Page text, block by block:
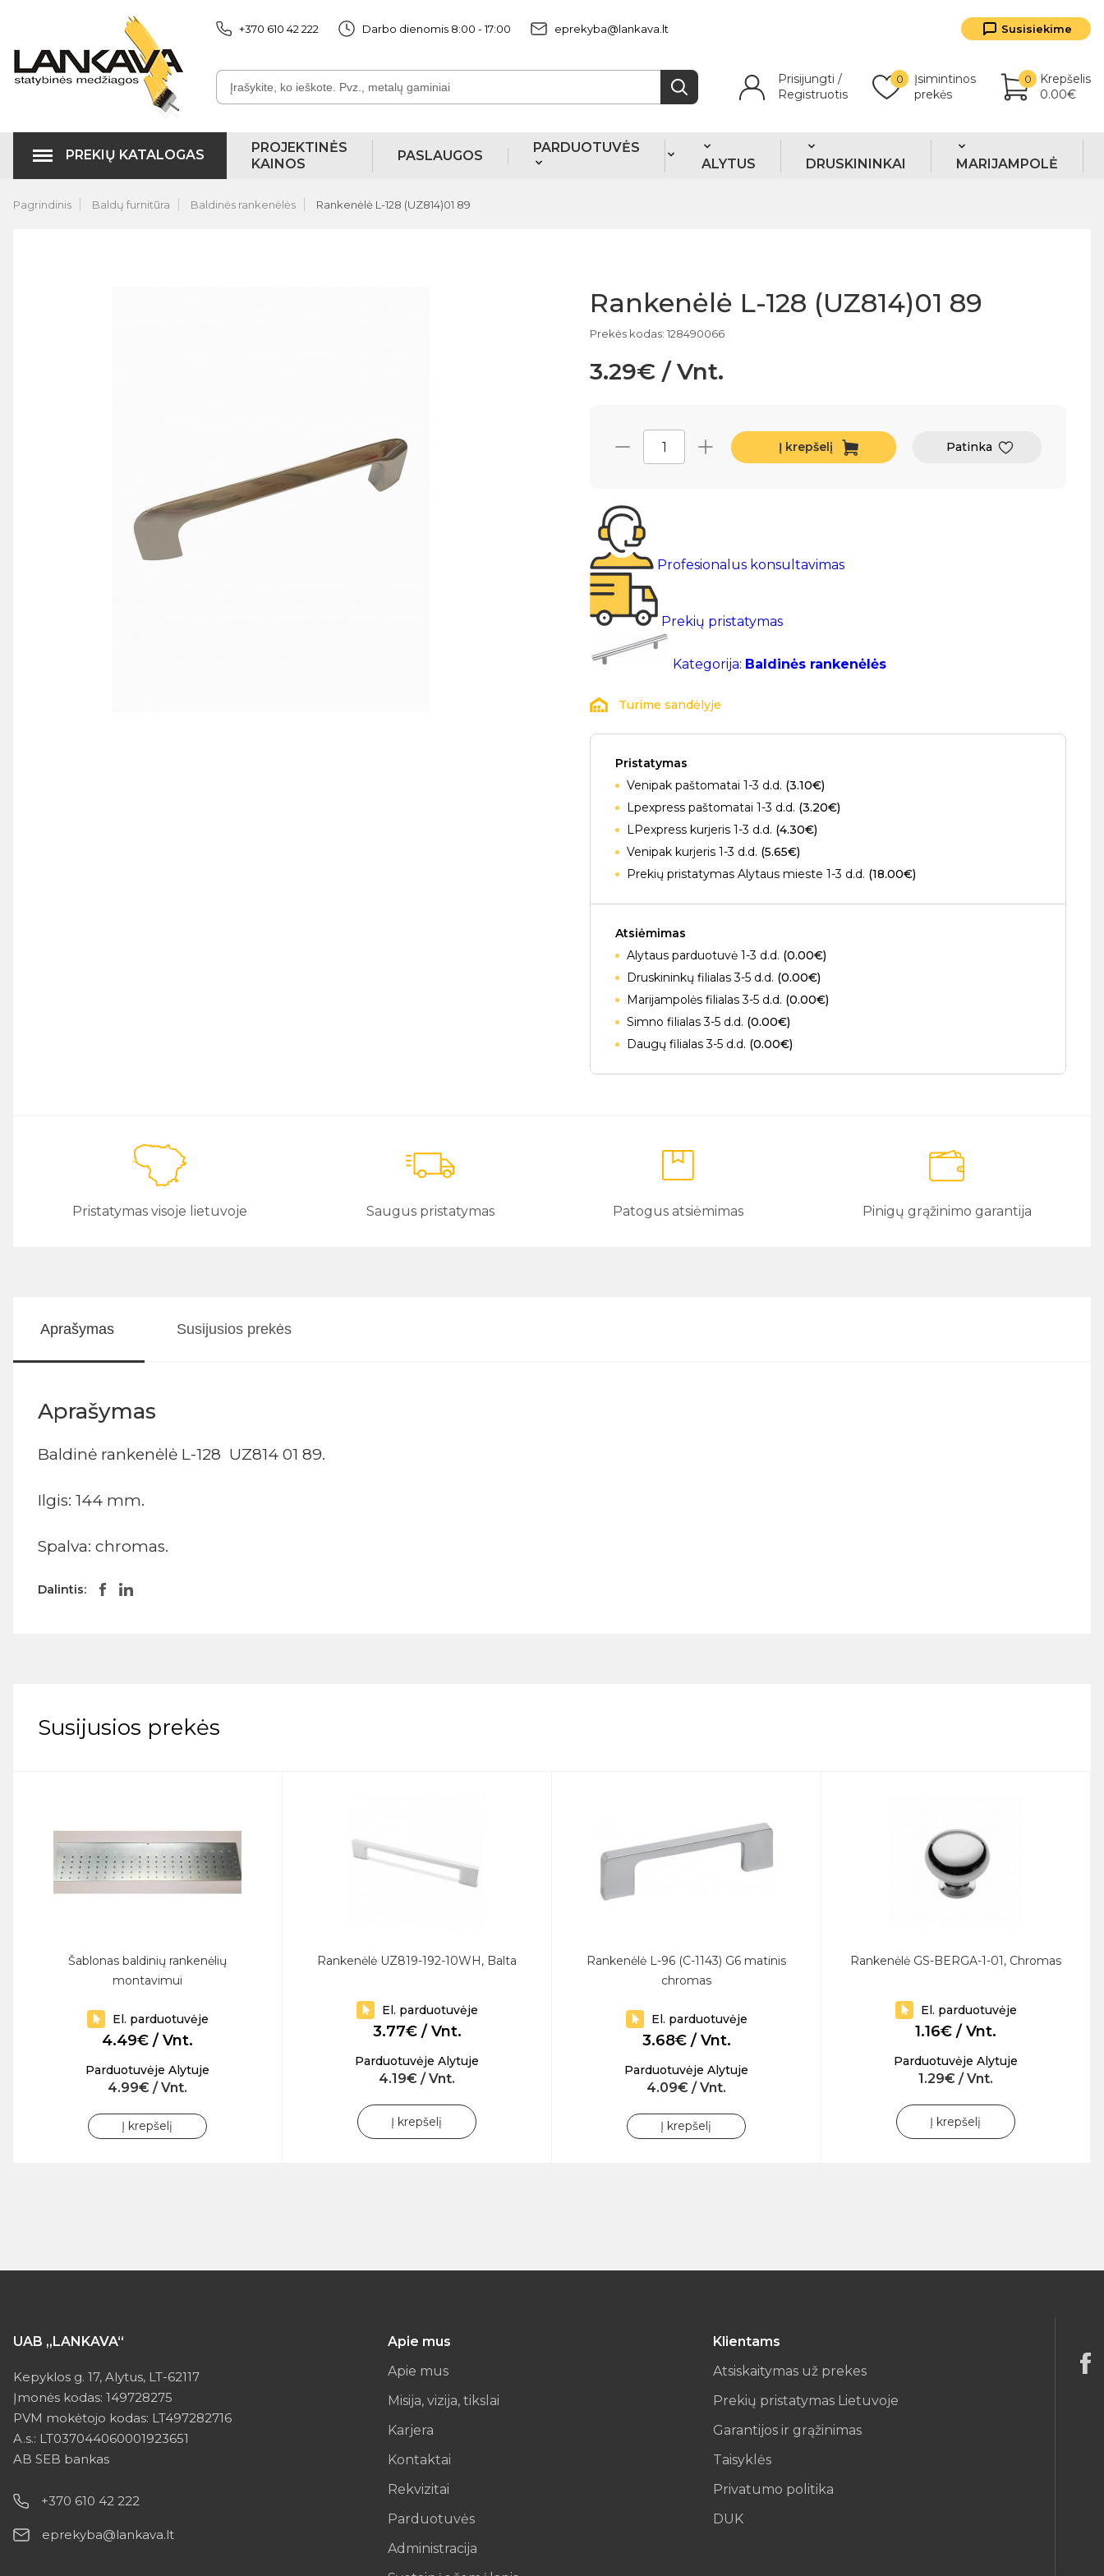
+370 610 42 222 Darbo dienomis 8:00 - 17:00 eprekyba@lankava.lt Susisiekime
Prisijungti /
Registruotis
Įsimintinos
prekės
0
Krepšelis
0.00€
0
PREKIŲ KATALOGAS
PROJEKTINĖS
KAINOS
PASLAUGOS
PARDUOTUVĖS
ALYTUS
DRUSKININKAI MARIJAMPOLĖ
Pagrindinis Baldų furnitūra Baldinės rankenėlės Rankenėlė L-128 (UZ814)01 89
Rankenėlė L-128 (UZ814)01 89
Prekės kodas: 128490066
3.29€ / Vnt.
Į krepšelį Patinka
Profesionalus konsultavimas
Prekių pristatymas
Kategorija: Baldinės rankenėlės
Turime sandėlyje
Pristatymas
Venipak paštomatai 1-3 d.d. (3.10€)
Lpexpress paštomatai 1-3 d.d. (3.20€)
LPexpress kurjeris 1-3 d.d. (4.30€)
Venipak kurjeris 1-3 d.d. (5.65€)
Prekių pristatymas Alytaus mieste 1-3 d.d. (18.00€)
Atsiėmimas
Alytaus parduotuvė 1-3 d.d. (0.00€)
Druskininkų filialas 3-5 d.d. (0.00€)
Marijampolės filialas 3-5 d.d. (0.00€)
Simno filialas 3-5 d.d. (0.00€)
Daugų filialas 3-5 d.d. (0.00€)
Pristatymas visoje lietuvoje Saugus pristatymas Patogus atsiėmimas Pinigų grąžinimo garantija
Aprašymas Susijusios prekės
Aprašymas
Baldinė rankenėlė L-128 UZ814 01 89.
Ilgis: 144 mm.
Spalva: chromas.
Dalintis:
Susijusios prekės
Šablonas baldinių rankenėlių
montavimui
El. parduotuvėje
4.49€ / Vnt.
Parduotuvėje Alytuje
4.99€ / Vnt.
Į krepšelį
Rankenėlė UZ819-192-10WH, Balta
El. parduotuvėje
3.77€ / Vnt.
Parduotuvėje Alytuje
4.19€ / Vnt.
Į krepšelį
Rankenėlė L-96 (C-1143) G6 matinis
chromas
El. parduotuvėje
3.68€ / Vnt.
Parduotuvėje Alytuje
4.09€ / Vnt.
Į krepšelį
Rankenėlė GS-BERGA-1-01, Chromas
El. parduotuvėje
1.16€ / Vnt.
Parduotuvėje Alytuje
1.29€ / Vnt.
Į krepšelį
UAB „LANKAVA“
Kepyklos g. 17, Alytus, LT-62117
Įmonės kodas: 149728275
PVM mokėtojo kodas: LT497282716
A.s.: LT037044060001923651
AB SEB bankas
+370 610 42 222
eprekyba@lankava.lt
Apie mus
Apie mus
Misija, vizija, tikslai
Karjera
Kontaktai
Rekvizitai
Parduotuvės
Administracija
Klientams
Atsiskaitymas už prekes
Prekių pristatymas Lietuvoje
Garantijos ir grąžinimas
Taisyklės
Privatumo politika
DUK